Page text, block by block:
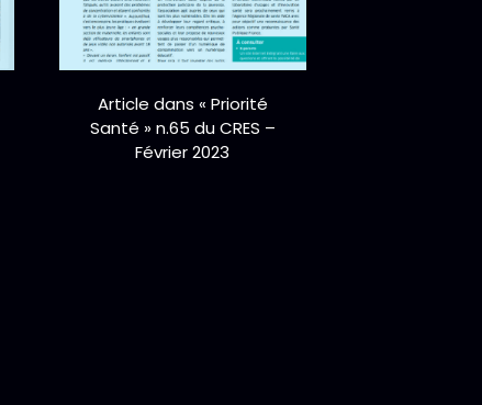
Article dans « Priorité
Santé » n.65 du CRES –
Février 2023